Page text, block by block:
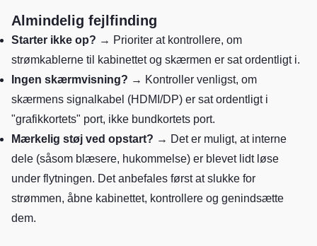
Almindelig fejlfinding
Starter ikke op? → Prioriter at kontrollere, om
strømkablerne til kabinettet og skærmen er sat ordentligt i.
Ingen skærmvisning? → Kontroller venligst, om
skærmens signalkabel (HDMI/DP) er sat ordentligt i
"grafikkortets" port, ikke bundkortets port.
Mærkelig støj ved opstart? → Det er muligt, at interne
dele (såsom blæsere, hukommelse) er blevet lidt løse
under flytningen. Det anbefales først at slukke for
strømmen, åbne kabinettet, kontrollere og genindsætte
dem.